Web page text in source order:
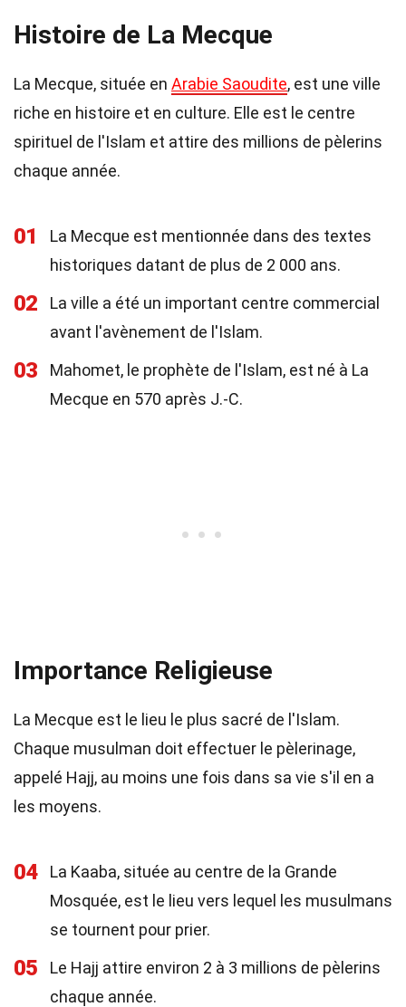
Histoire de La Mecque
La Mecque, située en Arabie Saoudite, est une ville
riche en histoire et en culture. Elle est le centre
spirituel de l'Islam et attire des millions de pèlerins
chaque année.
01
La Mecque est mentionnée dans des textes
historiques datant de plus de 2 000 ans.
02
La ville a été un important centre commercial
avant l'avènement de l'Islam.
03
Mahomet, le prophète de l'Islam, est né à La
Mecque en 570 après J.-C.
Importance Religieuse
La Mecque est le lieu le plus sacré de l'Islam.
Chaque musulman doit effectuer le pèlerinage,
appelé Hajj, au moins une fois dans sa vie s'il en a
les moyens.
04
La Kaaba, située au centre de la Grande
Mosquée, est le lieu vers lequel les musulmans
se tournent pour prier.
05
Le Hajj attire environ 2 à 3 millions de pèlerins
chaque année.